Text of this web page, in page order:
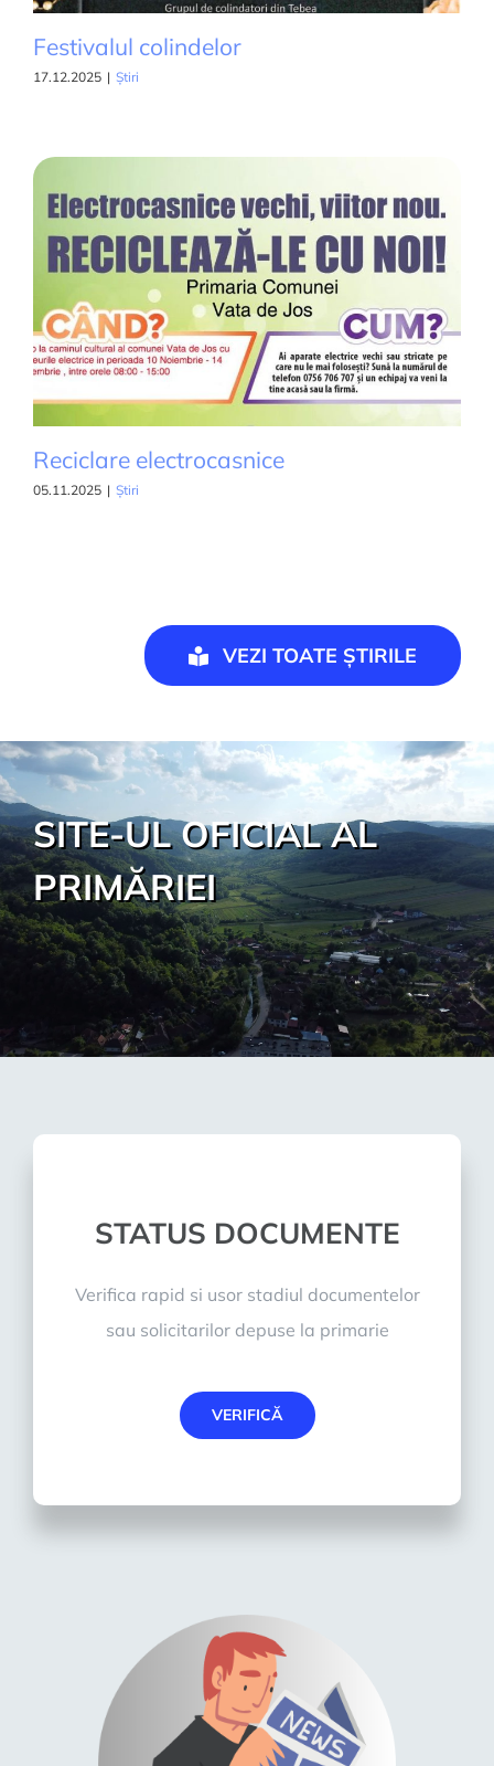
Festivalul colindelor
17.12.2025 | Știri
Reciclare electrocasnice
05.11.2025 | Știri
VEZI TOATE ȘTIRILE
SITE-UL OFICIAL AL
PRIMĂRIEI
STATUS DOCUMENTE
Verifica rapid si usor stadiul documentelor
sau solicitarilor depuse la primarie
VERIFICĂ